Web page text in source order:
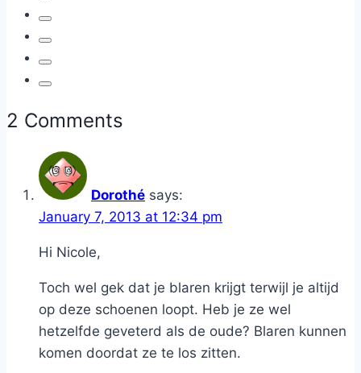
2 Comments
Dorothé says:
January 7, 2013 at 12:34 pm
Hi Nicole,
Toch wel gek dat je blaren krijgt terwijl je altijd
op deze schoenen loopt. Heb je ze wel
hetzelfde geveterd als de oude? Blaren kunnen
komen doordat ze te los zitten.